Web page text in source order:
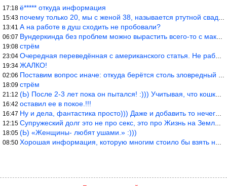
17:18 ё***** откуда информация
15:43 почему только 20, мы с женой 38, называется ртутной свадьбой, гр
13:41 А на работе в душ сходить не пробовали?
06:07 Вундеркинда без проблем можно вырастить всего-то с максимально р
19:08 стрём
23:04 Очередная переведённая с американского статья. Не работает эта ф
19:34 ЖАЛКО!
02:06 Поставим вопрос иначе: откуда берётся столь зловредный феминизм?
18:09 стрём
21:12 (Ь) После 2-3 лет пока он пытался! :))) Учитывая, что кошки 10-1
16:42 оставил ее в покое.!!!
16:47 Ну и дела, фантастика просто))) Даже и добавить то нечего…
12:15 Супружеский долг это не про секс, это про Жизнь на Земле. Супруж
18:05 (Ь) «Женщины- любят ушами.» :)))
08:50 Хорошая информация, которую многим стоило бы взять на вооружение